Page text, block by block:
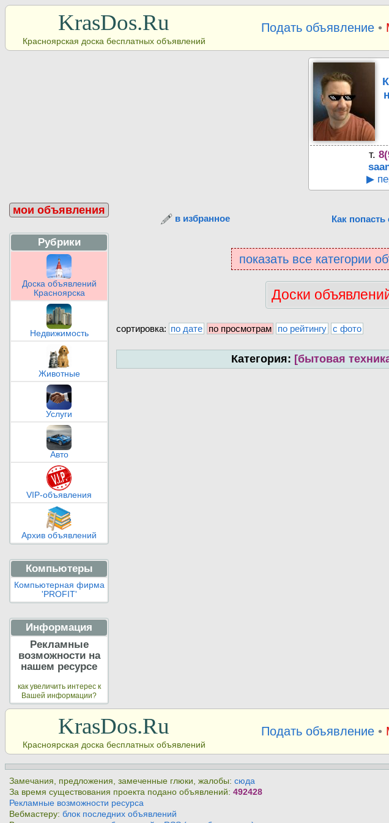
KrasDos.Ru
Красноярская доска бесплатных объявлений
Подать объявление•
т.
▶
мои объявления
Рубрики
Доска объявлений
Красноярска
Недвижимость
Животные
Услуги
Авто
VIP-объявления
Архив объявлений
Компьютеры
Компьютерная фирма
'PROFIT'
Информация
Рекламные
возможности на
нашем ресурсе
как увеличить интерес к
Вашей информации?
в избранное
Как
показать все категории
Доски
сортировка: по дате по просмотрам по рейтингу с фото
Категория: [бытовая
KrasDos.Ru
Красноярская доска бесплатных объявлений
Подать объявление•
Замечания, предложения, замеченные глюки, жалобы: сюда
За время существования проекта подано объявлений: 492428
Рекламные возможности ресурса
Вебмастеру: блок последних объявлений